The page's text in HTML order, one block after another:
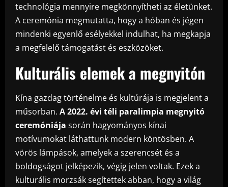
technológia mennyire megkönnyítheti az életünket.
A ceremónia megmutatta, hogy a hóban és jégen
mindenki egyenlő esélyekkel indulhat, ha megkapja
a megfelelő támogatást és eszközöket.
Kulturális elemek a megnyitón
Kína gazdag történelme és kultúrája is megjelent a
műsorban. A 2022. évi téli paralimpia megnyitó
ceremóniája során hagyományos kínai
motívumokat láthattunk modern köntösben. A
vörös lámpások, amelyek a szerencsét és a
boldogságot jelképezik, végig jelen voltak. Ezek a
kulturális morzsák segítettek abban, hogy a világ